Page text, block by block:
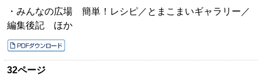
・みんなの広場 簡単！レシピ／とまこまいギャラリー／
編集後記 ほか
32ページ